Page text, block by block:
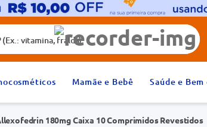
Mamãe e Bebê Saúde e
180mg Caixa 10 Comprimidos Revestidos
2º
fralda
6º
absorvente